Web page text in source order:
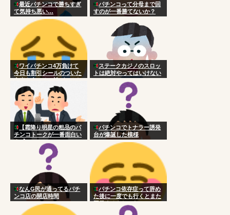
最近パチンコで勝ちすぎ
て気持ち悪い…
パチンコって分母まで回
すのが一番勝てないか？
ワイパチンコ4万負けて
今日も割引シールのついた
弁当を食べる 誰がこんな
国にした
ステークカジノのスロッ
トは絶対やってはいけない
【霜降り明星の粗品のパ
チンコトークが一番面白い
★1】
パチンコでトナラー誘発
台が爆誕した模様
なんG民が通ってるパチ
ンコ店の開店時間
パチンコ依存症って辞め
た後に一度でも行くとまた
再発するらしいな